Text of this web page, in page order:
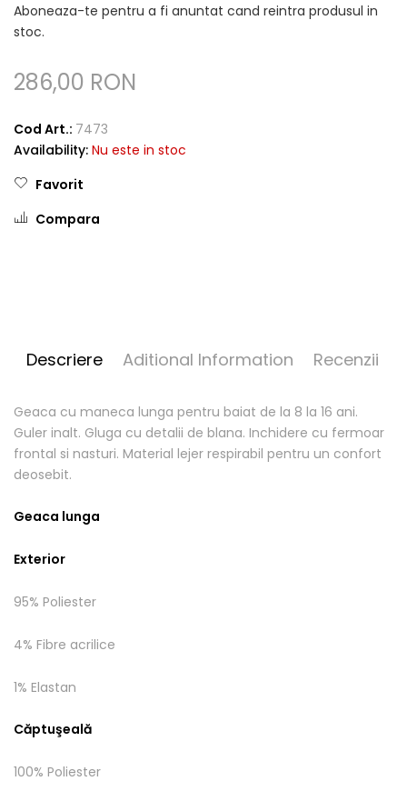
Aboneaza-te pentru a fi anuntat cand reintra produsul in
stoc.
286,00 RON
Cod Art.: 7473
Availability: Nu este in stoc
Favorit
Compara
Descriere Aditional Information Recenzii
Geaca cu maneca lunga pentru baiat de la 8 la 16 ani.
Guler inalt. Gluga cu detalii de blana. Inchidere cu fermoar
frontal si nasturi. Material lejer respirabil pentru un confort
deosebit.
Geaca lunga
Exterior
95% Poliester
4% Fibre acrilice
1% Elastan
Căptuşeală
100% Poliester